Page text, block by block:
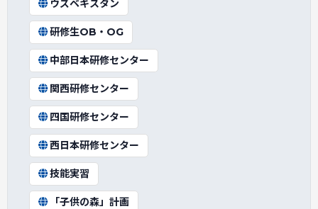
ウズベキスタン
研修生OB・OG
中部日本研修センター
関西研修センター
四国研修センター
西日本研修センター
技能実習
「子供の森」計画